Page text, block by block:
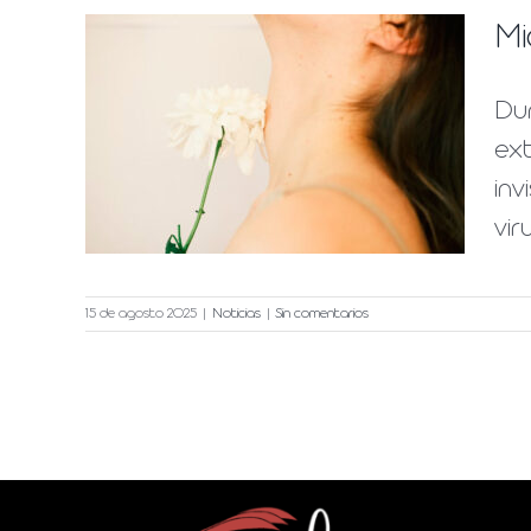
15 de agosto 2025 Noticias Sin comentarios